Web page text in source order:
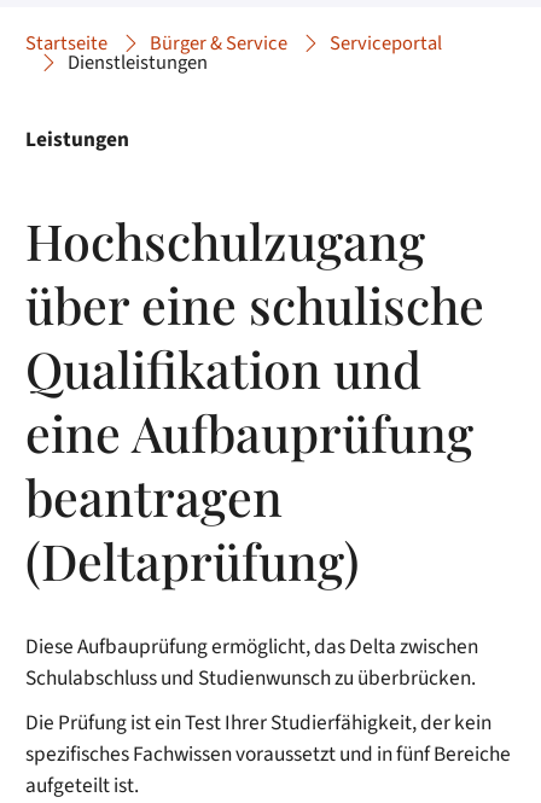
Startseite Bürger & Service Serviceportal
Dienstleistungen
Leistungen
Hochschulzugang
über eine schulische
Qualifikation und
eine Aufbauprüfung
beantragen
(Deltaprüfung)
Diese Aufbauprüfung ermöglicht, das Delta zwischen
Schulabschluss und Studienwunsch zu überbrücken.
Die Prüfung ist ein Test Ihrer Studierfähigkeit, der kein
spezifisches Fachwissen voraussetzt und in fünf Bereiche
aufgeteilt ist.